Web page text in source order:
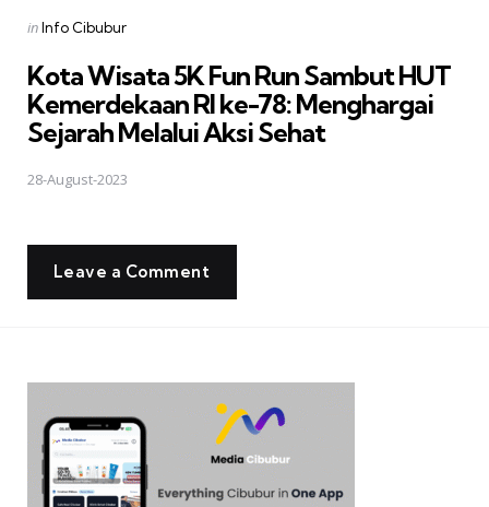
Posted
inInfo Cibubur
Kota Wisata 5K Fun Run Sambut HUT
Kemerdekaan RI ke-78: Menghargai
Sejarah Melalui Aksi Sehat
28-August-2023
Leave a Comment